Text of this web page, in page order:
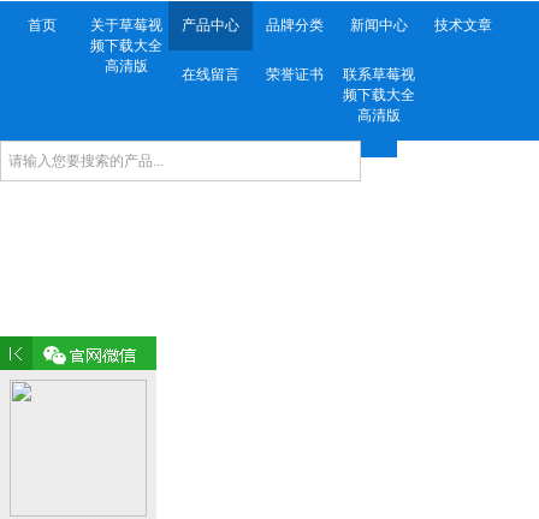
首页
关于草莓视
频下载大全
高清版
产品中心 品牌分类 新闻中心 技术文章
在线留言 荣誉证书
联系草莓视
频下载大全
高清版